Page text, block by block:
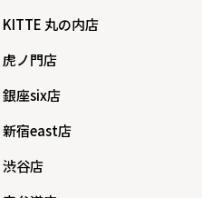
KITTE 丸の内店
虎ノ門店
銀座six店
新宿east店
渋谷店